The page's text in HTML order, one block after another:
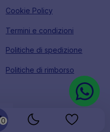
0
Cookie Policy
Termini e condizioni
Politiche di spedizione
Politiche di rimborso